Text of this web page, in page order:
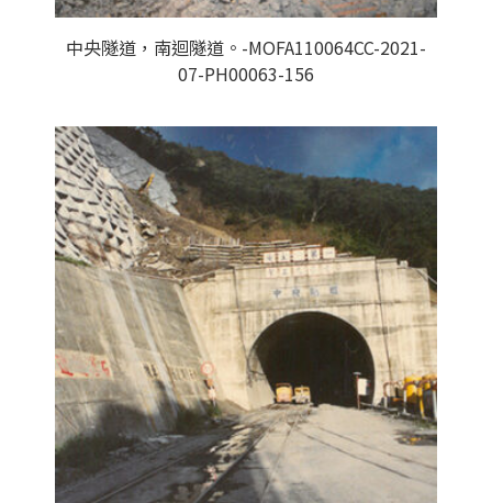
中央隧道，南迴隧道。-MOFA110064CC-2021-
07-PH00063-156